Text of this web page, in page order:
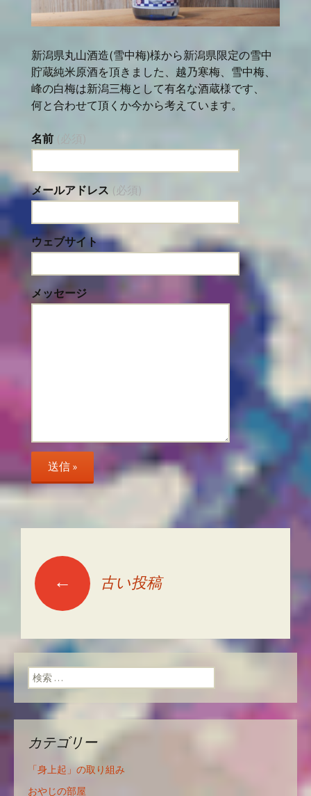
新潟県丸山酒造(雪中梅)様から新潟県限定の雪中
貯蔵純米原酒を頂きました、越乃寒梅、雪中梅、
峰の白梅は新潟三梅として有名な酒蔵様です、
何と合わせて頂くか今から考えています。
名前
メールアドレス (必須)
ウェブサイト
メッセージ
投稿ナビゲーショ
ン
← 古い投稿
検索:
カテゴリー
「身上起」の取り組み
おやじの部屋